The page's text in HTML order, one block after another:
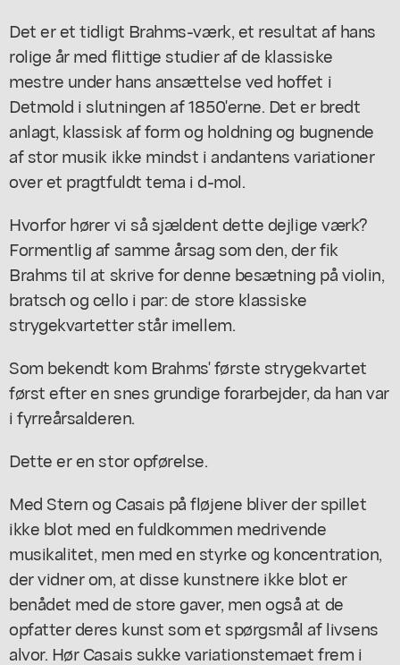
Det er et tidligt Brahms-værk, et resultat af hans
rolige år med flittige studier af de klassiske
mestre under hans ansættelse ved hoffet i
Detmold i slutningen af 1850'erne. Det er bredt
anlagt, klassisk af form og holdning og bugnende
af stor musik ikke mindst i andantens variationer
over et pragtfuldt tema i d-mol.
Hvorfor hører vi så sjældent dette dejlige værk?
Formentlig af samme årsag som den, der fik
Brahms til at skrive for denne besætning på violin,
bratsch og cello i par: de store klassiske
strygekvartetter står imellem.
Som bekendt kom Brahms' første strygekvartet
først efter en snes grundige forarbejder, da han var
i fyrreårsalderen.
Dette er en stor opførelse.
Med Stern og Casais på fløjene bliver der spillet
ikke blot med en fuldkommen medrivende
musikalitet, men med en styrke og koncentration,
der vidner om, at disse kunstnere ikke blot er
benådet med de store gaver, men også at de
opfatter deres kunst som et spørgsmål af livsens
alvor. Hør Casais sukke variationstemaet frem i